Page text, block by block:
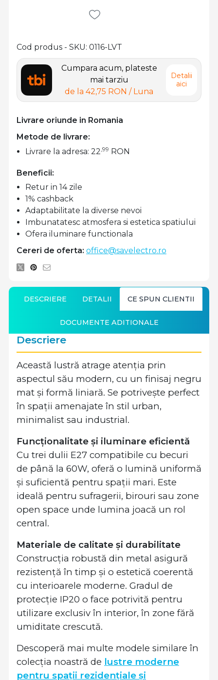
Cumpara acum, plateste
mai tarziu
de la 42,75 RON / Luna
Detalii
aici
Livrare oriunde in Romania
Cod produs - SKU 0116-LVT
Metode de livrare:
Livrare la adresa: 22,99 RON
Beneficii:
Retur in 14 zile
1% cashback
Adaptabilitate la diverse nevoi
Imbunatatesc atmosfera si estetica spatiului
Ofera iluminare functionala
Cereri de oferta: office@savelectro.ro
DESCRIERE DETALII CE SPUN CLIENTII
DOCUMENTE ADITIONALE
Descriere
Această lustră atrage atenția prin
aspectul său modern, cu un finisaj negru
mat și formă liniară. Se potrivește perfect
în spații amenajate în stil urban,
minimalist sau industrial.
Funcționalitate și iluminare eficientă
Cu trei dulii E27 compatibile cu becuri
de până la 60W, oferă o lumină uniformă
și suficientă pentru spații mari. Este
ideală pentru sufragerii, birouri sau zone
open space unde lumina joacă un rol
central.
Materiale de calitate și durabilitate
Construcția robustă din metal asigură
rezistență în timp și o estetică coerentă
cu interioarele moderne. Gradul de
protecție IP20 o face potrivită pentru
utilizare exclusiv în interior, în zone fără
umiditate crescută.
Descoperă mai multe modele similare în
colecția noastră de lustre moderne
pentru spații rezidențiale și